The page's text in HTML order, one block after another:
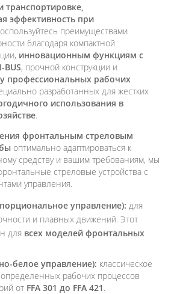
транспортировке,
эффективность при
преимуществами
благодаря компактной
инновационным функциям с
BUS, прочной конструкции и
профессиональных рабочих
разработанных для жестких
использования в
.
фронтальным стреловым
оптимально адаптироваться к
средству и вашим требованиям, мы
стреловые устройства с
управления.
управление): для
и плавных движений. Этот
для всех моделей фронтальных
белое управление): классическое
рабочих процессов
от FFA 301 до FFA 421.